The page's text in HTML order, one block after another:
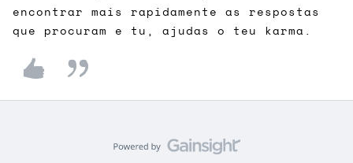
encontrar mais rapidamente as respostas
que procuram e tu, ajudas o teu karma.